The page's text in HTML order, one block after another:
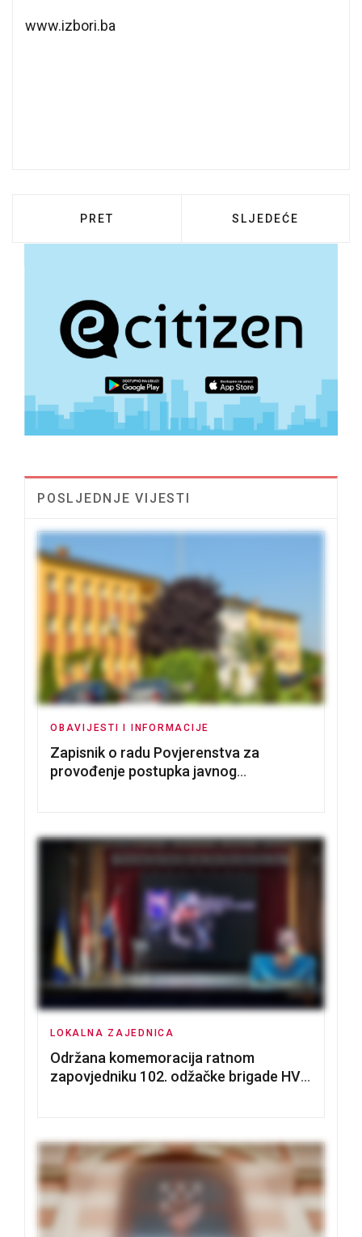
www.izbori.ba
PRETHODNI ČLANAK: OBAVIJEST O
PRET SLJEDEĆI ČLANAK:
SLJEDEĆE
POSLJEDNJE VIJESTI
OBAVIJESTI I INFORMACIJE
Zapisnik o radu Povjerenstva za
provođenje postupka javnog
LOKALNA ZAJEDNICA
Održana komemoracija ratnom
zapovjedniku 102. odžačke brigade HVO